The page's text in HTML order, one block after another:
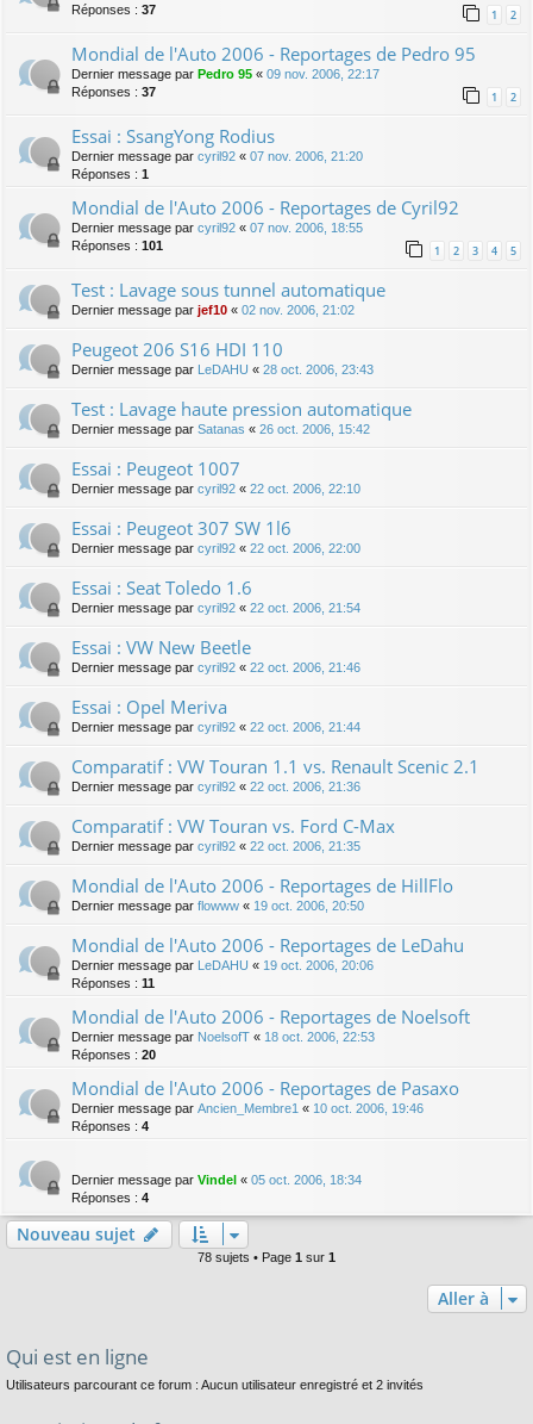
Réponses : 37 1 2
Mondial de l'Auto 2006 - Reportages de Pedro 95
Dernier message par Pedro 95 « 09 nov. 2006, 22:17
Réponses : 37 1 2
Essai : SsangYong Rodius
Dernier message par cyril92 « 07 nov. 2006, 21:20
Réponses : 1
Mondial de l'Auto 2006 - Reportages de Cyril92
Dernier message par cyril92 « 07 nov. 2006, 18:55
Réponses : 101 1 2 3 4 5
Test : Lavage sous tunnel automatique
Dernier message par jef10 « 02 nov. 2006, 21:02
Peugeot 206 S16 HDI 110
Dernier message par LeDAHU « 28 oct. 2006, 23:43
Test : Lavage haute pression automatique
Dernier message par Satanas « 26 oct. 2006, 15:42
Essai : Peugeot 1007
Dernier message par cyril92 « 22 oct. 2006, 22:10
Essai : Peugeot 307 SW 1l6
Dernier message par cyril92 « 22 oct. 2006, 22:00
Essai : Seat Toledo 1.6
Dernier message par cyril92 « 22 oct. 2006, 21:54
Essai : VW New Beetle
Dernier message par cyril92 « 22 oct. 2006, 21:46
Essai : Opel Meriva
Dernier message par cyril92 « 22 oct. 2006, 21:44
Comparatif : VW Touran 1.1 vs. Renault Scenic 2.1
Dernier message par cyril92 « 22 oct. 2006, 21:36
Comparatif : VW Touran vs. Ford C-Max
Dernier message par cyril92 « 22 oct. 2006, 21:35
Mondial de l'Auto 2006 - Reportages de HillFlo
Dernier message par flowww « 19 oct. 2006, 20:50
Mondial de l'Auto 2006 - Reportages de LeDahu
Dernier message par LeDAHU « 19 oct. 2006, 20:06
Réponses : 11
Mondial de l'Auto 2006 - Reportages de Noelsoft
Dernier message par NoelsofT « 18 oct. 2006, 22:53
Réponses : 20
Mondial de l'Auto 2006 - Reportages de Pasaxo
Dernier message par Ancien_Membre1 « 10 oct. 2006, 19:46
Réponses : 4
Dernier message par Vindel « 05 oct. 2006, 18:34
Réponses : 4
Nouveau sujet
78 sujets • Page 1 sur 1
Aller à
Qui est en ligne
Utilisateurs parcourant ce forum : Aucun utilisateur enregistré et 2 invités